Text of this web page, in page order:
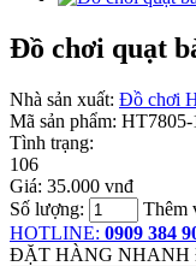
Đồ chơi quạt
Nhà sản xuất: Đồ chơi
Mã sản phẩm: HT7805-
Tình trạng:
106
Giá: 35.000 vnđ
Số lượng:
Thêm
HOTLINE: 0909 384
ĐẶT HÀNG NHANH